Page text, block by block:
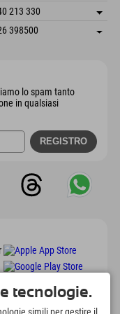
indirizzo
sull'arrivo
213 330
indirizzo
398500
lo spam tanto
in qualsiasi
tecnologie.